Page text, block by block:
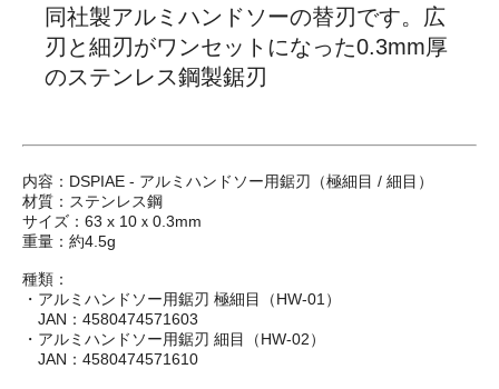
同社製アルミハンドソーの替刃です。広
刃と細刃がワンセットになった0.3mm厚
のステンレス鋼製鋸刃
内容：DSPIAE - アルミハンドソー用鋸刃（極細目 / 細目）
材質：ステンレス鋼
サイズ：63 x 10ｘ0.3mm
重量：約4.5g
種類：
・アルミハンドソー用鋸刃 極細目（HW-01）
JAN：4580474571603
・アルミハンドソー用鋸刃 細目（HW-02）
JAN：4580474571610